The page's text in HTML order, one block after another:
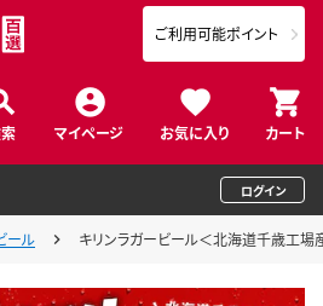
マイページ お気に入り カート
ご利用可能ポイント
ログイン
ール キリンラガービール＜北海道千歳工場